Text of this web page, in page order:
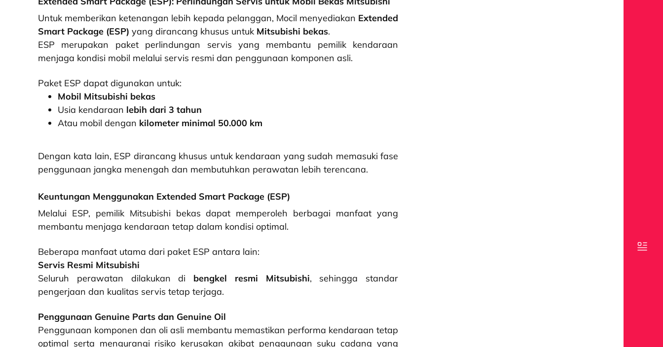
Untuk memberikan ketenangan lebih kepada pelanggan, Mocil menyediakan Extended
Smart Package (ESP) yang dirancang khusus untuk Mitsubishi bekas.
ESP merupakan paket perlindungan servis yang membantu pemilik kendaraan
menjaga kondisi mobil melalui servis resmi dan penggunaan komponen asli.
Paket ESP dapat digunakan untuk:
Mobil Mitsubishi bekas
Usia kendaraan lebih dari 3 tahun
Atau mobil dengan kilometer minimal 50.000 km
Dengan kata lain, ESP dirancang khusus untuk kendaraan yang sudah memasuki fase
penggunaan jangka menengah dan membutuhkan perawatan lebih terencana.
Keuntungan Menggunakan Extended Smart Package (ESP)
Melalui ESP, pemilik Mitsubishi bekas dapat memperoleh berbagai manfaat yang
membantu menjaga kendaraan tetap dalam kondisi optimal.
Beberapa manfaat utama dari paket ESP antara lain:
Servis Resmi Mitsubishi
Seluruh perawatan dilakukan di bengkel resmi Mitsubishi, sehingga standar
pengerjaan dan kualitas servis tetap terjaga.
Penggunaan Genuine Parts dan Genuine Oil
Penggunaan komponen dan oli asli membantu memastikan performa kendaraan tetap
optimal serta mengurangi risiko kerusakan akibat penggunaan suku cadang yang